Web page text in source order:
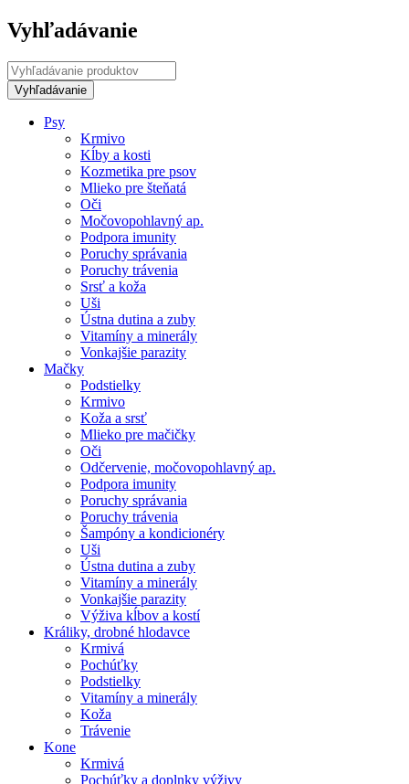
Vyhľadávanie
Psy
Krmivo
Kĺby a kosti
Kozmetika pre psov
Mlieko pre šteňatá
Oči
Močovopohlavný ap.
Podpora imunity
Poruchy správania
Poruchy trávenia
Srsť a koža
Uši
Ústna dutina a zuby
Vitamíny a minerály
Vonkajšie parazity
Mačky
Podstielky
Krmivo
Koža a srsť
Mlieko pre mačičky
Oči
Odčervenie, močovopohlavný ap.
Podpora imunity
Poruchy správania
Poruchy trávenia
Šampóny a kondicionéry
Uši
Ústna dutina a zuby
Vitamíny a minerály
Vonkajšie parazity
Výživa kĺbov a kostí
Králiky, drobné hlodavce
Krmivá
Pochúťky
Podstielky
Vitamíny a minerály
Koža
Trávenie
Kone
Krmivá
Pochúťky a doplnky výživy